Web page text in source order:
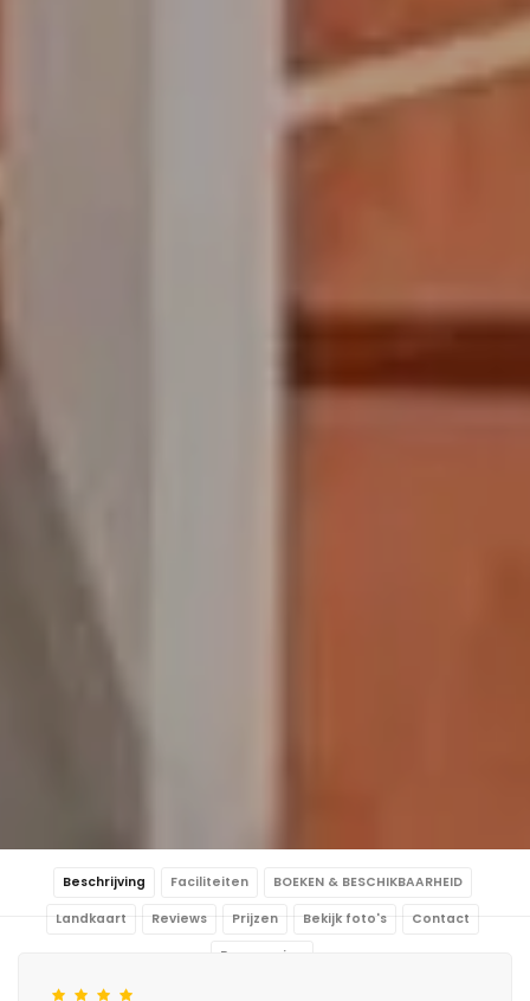
Beschrijving Faciliteiten BOEKEN & BESCHIKBAARHEID
Landkaart Reviews Prijzen Bekijk foto's Contact
Reservering